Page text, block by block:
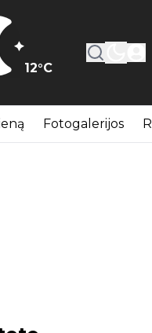
12°C
Fotogalerijos